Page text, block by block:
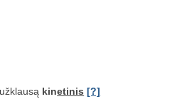
kinetinis [?]